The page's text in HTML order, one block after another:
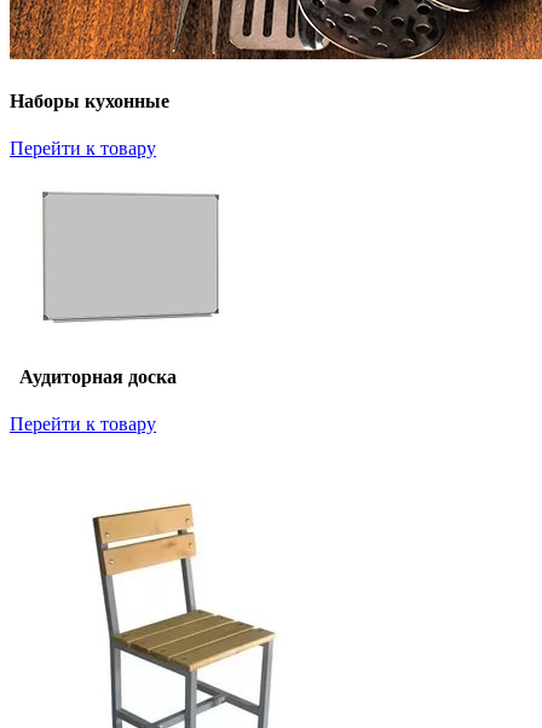
Наборы кухонные
Перейти к товару
Аудиторная доска
Перейти к товару